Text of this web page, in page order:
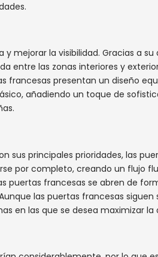
mejorar la visibilidad. Gracias a su
entre las zonas interiores y
francesas presentan un diseño
añadiendo un toque de
sus principales prioridades, las
por completo, creando un flujo
puertas francesas se abren de
las puertas francesas siguen
en las que se desea maximizar la